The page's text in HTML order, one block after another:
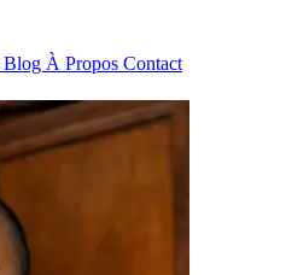
Blog À Propos Contact